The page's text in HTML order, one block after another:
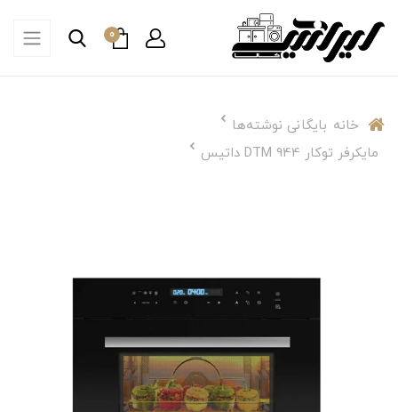
0
خانه بایگانی نوشته‌ها
مایکرفر توکار DTM 944 داتیس